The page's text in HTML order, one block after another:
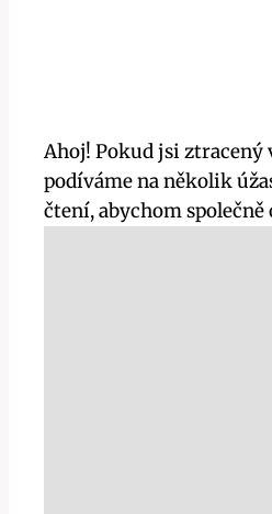
Ahoj! Pokud jsi ztracený
podíváme na ​několik
čtení, abychom